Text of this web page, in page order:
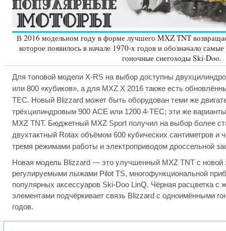
В 2016 модельном году в форме лучшего MXZ TNT
которое появилось в начале 1970-х годов и обозначало
гоночные снегоходы Ski-Doo.
Для топовой модели X-RS на выбор доступны
или 800 «кубиков», а для MXZ X 2016 также есть
TEC. Новый Blizzard может быть оборудован теми же
трёхцилиндровым 900 ACE или 1200 4-TEC; эти же
MXZ TNT. Бюджетный MXZ Sport получил на выбор более
двухтактный Rotax объёмом 600 кубических сантиметров и
тремя режимами работы и электроприводом дроссельной
Новая модель Blizzard — это улучшенный MXZ TNT с новой
регулируемыми лыжами Pilot TS, многофункциональной
популярных аксессуаров Ski-Doo LinQ. Чёрная расцветка
элементами подчёркивает связь Blizzard с одноимёнными
годов.